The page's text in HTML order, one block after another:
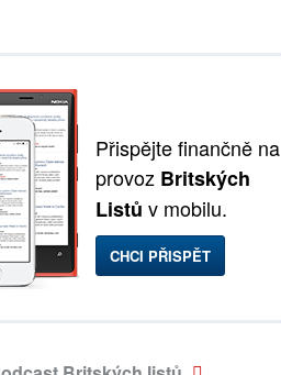
Přispějte finančně na
provoz Britských
Listů v mobilu.
CHCI PŘISPĚT